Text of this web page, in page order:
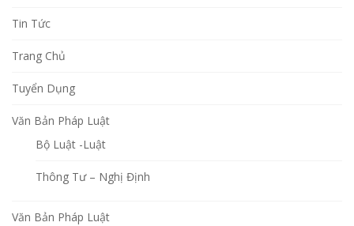
Tin Tức
Trang Chủ
Tuyển Dụng
Văn Bản Pháp Luật
Bộ Luật -Luật
Thông Tư – Nghị Định
Văn Bản Pháp Luật